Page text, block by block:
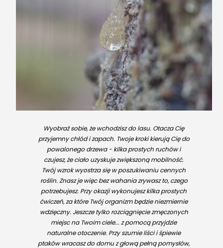
Wyobraź sobie, że wchodzisz do lasu. Otacza Cię
przyjemny chłód i zapach. Twoje kroki kierują Cię do
powalonego drzewa - kilka prostych ruchów i
czujesz, że ciało uzyskuje zwiększoną mobilność.
Twój wzrok wyostrza się w poszukiwaniu cennych
roślin. Znasz je więc bez wahania zrywasz to, czego
potrzebujesz. Przy okazji wykonujesz kilka prostych
ćwiczeń, za które Twój organizm będzie niezmiernie
wdzięczny. Jeszcze tylko rozciągnięcie zmęczonych
miejsc na Twoim ciele... z pomocą przyjdzie
naturalne otoczenie. Przy szumie liści i śpiewie
ptaków wracasz do domu z głową pełną pomysłów,